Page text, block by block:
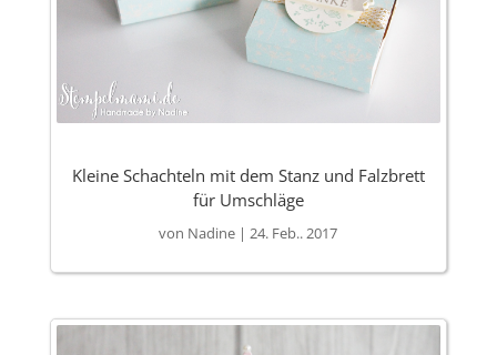
Kleine Schachteln mit dem Stanz und Falzbrett
für Umschläge
von Nadine | 24. Feb.. 2017